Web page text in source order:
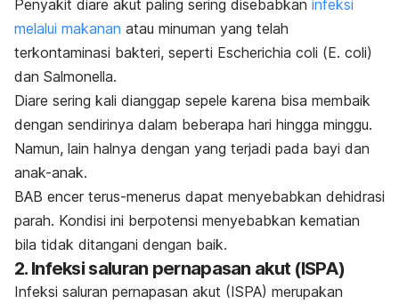
Penyakit diare akut paling sering disebabkan infeksi
melalui makanan atau minuman yang telah
terkontaminasi bakteri, seperti Escherichia coli (E. coli)
dan Salmonella.
Diare sering kali dianggap sepele karena bisa membaik
dengan sendirinya dalam beberapa hari hingga minggu.
Namun, lain halnya dengan yang terjadi pada bayi dan
anak-anak.
BAB encer terus-menerus dapat menyebabkan dehidrasi
parah. Kondisi ini berpotensi menyebabkan kematian
bila tidak ditangani dengan baik.
2. Infeksi saluran pernapasan akut (ISPA)
Infeksi saluran pernapasan akut (ISPA) merupakan